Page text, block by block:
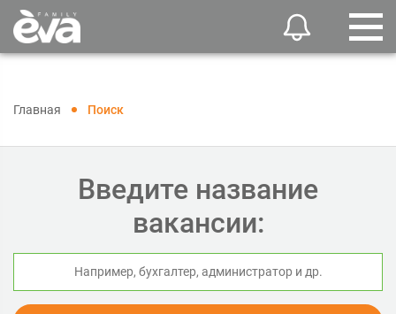
Главная Поиск
Введите название
вакансии: